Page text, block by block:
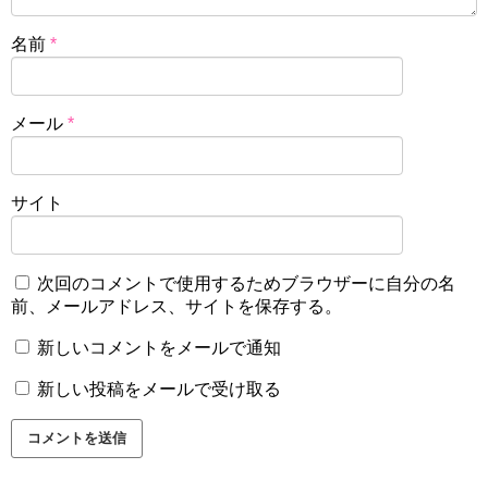
名前 *
メール *
サイト
次回のコメントで使用するためブラウザーに自分の名
前、メールアドレス、サイトを保存する。
新しいコメントをメールで通知
新しい投稿をメールで受け取る